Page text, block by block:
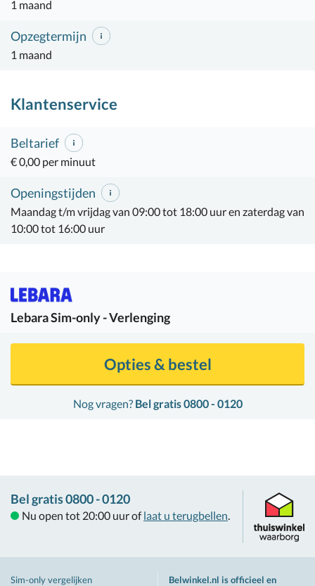
1 maand
Opzegtermijn
1 maand
Klantenservice
Beltarief
€ 0,00 per minuut
Openingstijden
Maandag t/m vrijdag van 09:00 tot 18:00 uur en zaterdag van
10:00 tot 16:00 uur
LebaraSim-only - Verlenging
Nog vragen? Bel gratis 0800 - 0120
Opties & bestel
Bel gratis 0800 - 0120
Nu open tot 20:00 uur of laat u terugbellen.
Sim-only vergelijken Belwinkel.nl is officieel en